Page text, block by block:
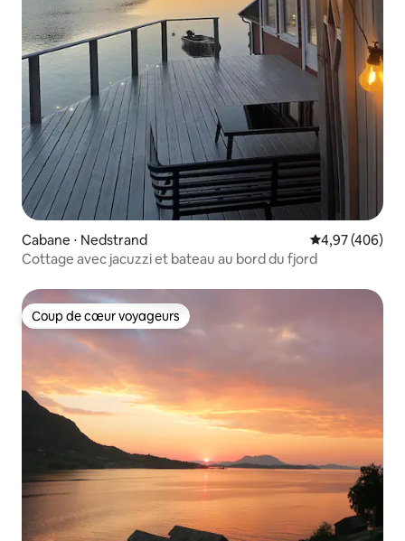
Cabane ⋅ Nedstrand Évaluation
4,97 (406)
Cottage avec jacuzzi et bateau au bord du fjord
Coup de cœur voyageurs
Coup de cœur voyageurs